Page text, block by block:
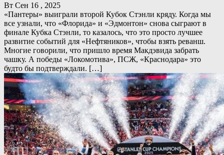
Вт Сен 16 , 2025
«Пантеры» выиграли второй Кубок Стэнли кряду. Когда мы
все узнали, что «Флорида» и «Эдмонтон» снова сыграют в
финале Кубка Стэнли, то казалось, что это просто лучшее
развитие событий для «Нефтяников», чтобы взять реванш.
Многие говорили, что пришло время Макдэвида забрать
чашку. А победы «Локомотива», ПСЖ, «Краснодара» это
будто бы подтверждали. […]